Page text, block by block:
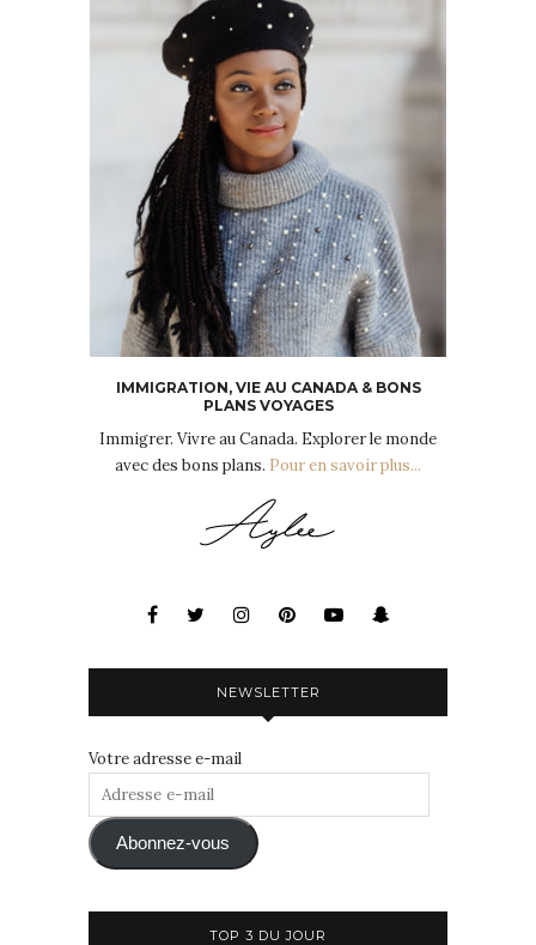
IMMIGRATION, VIE AU CANADA & BONS
PLANS VOYAGES
Immigrer. Vivre au Canada. Explorer le monde
avec des bons plans. Pour en savoir plus...
NEWSLETTER
Votre adresse e-mail
Adresse
mail Abonnez-vous
TOP 3 DU JOUR